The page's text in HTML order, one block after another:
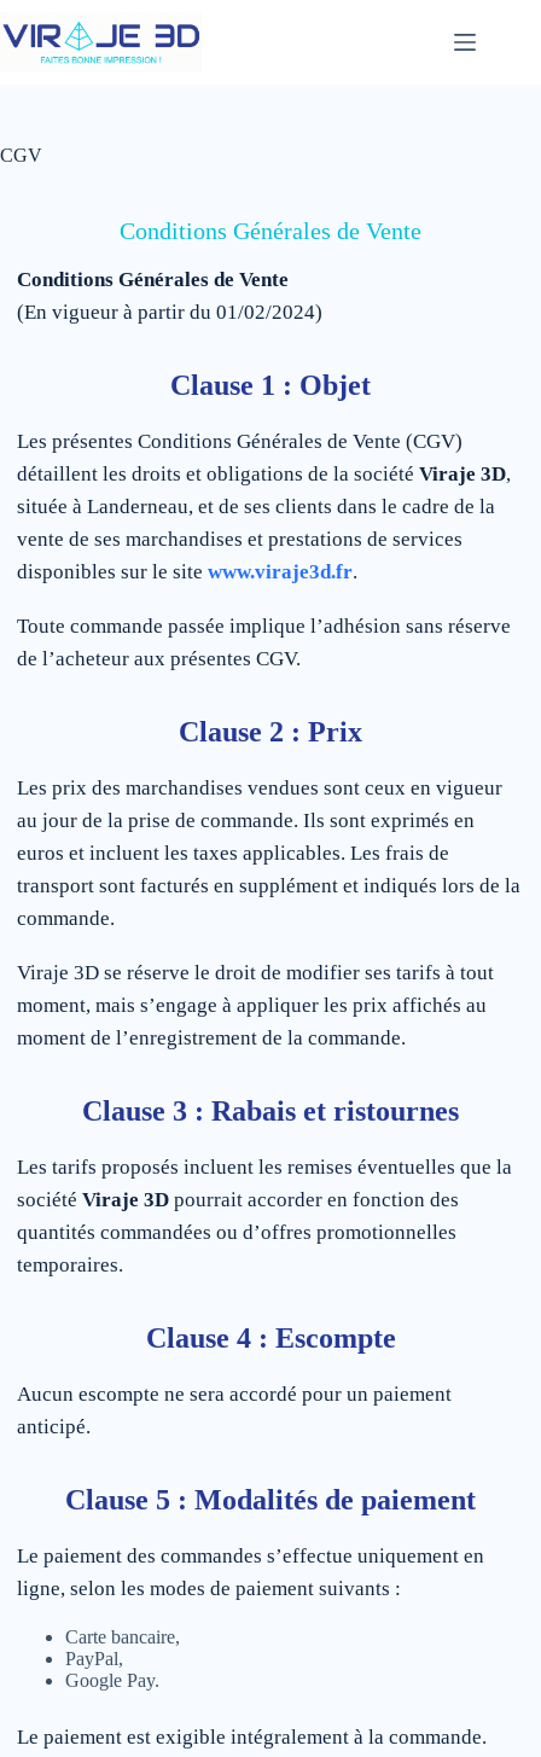
au
contenu
CGV
Conditions Générales de Vente
Conditions Générales de Vente
(En vigueur à partir du 01/02/2024)
Clause 1 : Objet
Les présentes Conditions Générales de Vente (CGV)
détaillent les droits et obligations de la société Viraje 3D,
située à Landerneau, et de ses clients dans le cadre de la
vente de ses marchandises et prestations de services
disponibles sur le site www.viraje3d.fr.
Toute commande passée implique l’adhésion sans réserve
de l’acheteur aux présentes CGV.
Clause 2 : Prix
Les prix des marchandises vendues sont ceux en vigueur
au jour de la prise de commande. Ils sont exprimés en
euros et incluent les taxes applicables. Les frais de
transport sont facturés en supplément et indiqués lors de la
commande.
Viraje 3D se réserve le droit de modifier ses tarifs à tout
moment, mais s’engage à appliquer les prix affichés au
moment de l’enregistrement de la commande.
Clause 3 : Rabais et ristournes
Les tarifs proposés incluent les remises éventuelles que la
société Viraje 3D pourrait accorder en fonction des
quantités commandées ou d’offres promotionnelles
temporaires.
Clause 4 : Escompte
Aucun escompte ne sera accordé pour un paiement
anticipé.
Clause 5 : Modalités de paiement
Le paiement des commandes s’effectue uniquement en
ligne, selon les modes de paiement suivants :
Carte bancaire,
PayPal,
Google Pay.
Le paiement est exigible intégralement à la commande.